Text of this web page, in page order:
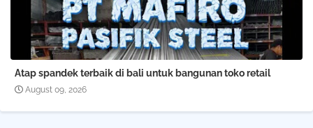
Atap spandek terbaik di bali untuk bangunan toko retail
August 09, 2026